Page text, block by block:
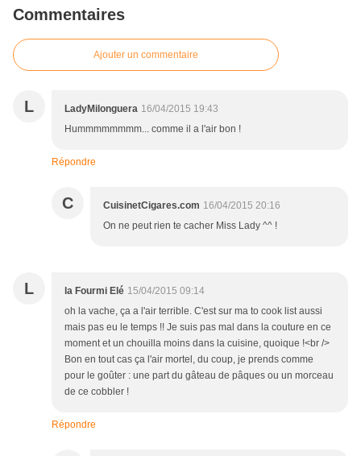
Commentaires
Ajouter un commentaire
L LadyMilonguera 16/04/2015 19:43
Hummmmmmmm... comme il a l'air bon !
Répondre
C CuisinetCigares.com 16/04/2015 20:16
On ne peut rien te cacher Miss Lady ^^ !
L la Fourmi Elé 15/04/2015 09:14
oh la vache, ça a l'air terrible. C'est sur ma to cook list aussi
mais pas eu le temps !! Je suis pas mal dans la couture en ce
moment et un chouilla moins dans la cuisine, quoique !<br />
Bon en tout cas ça l'air mortel, du coup, je prends comme
pour le goûter : une part du gâteau de pâques ou un morceau
de ce cobbler !
Répondre